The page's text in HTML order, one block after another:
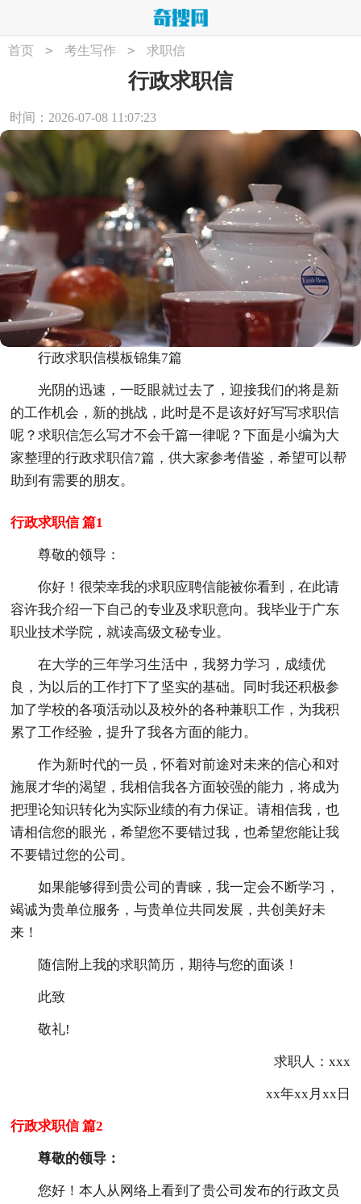
首页 > 考生写作 > 求职信
行政求职信
时间：2026-07-08 11:07:23
行政求职信模板锦集7篇
光阴的迅速，一眨眼就过去了，迎接我们的将是新
的工作机会，新的挑战，此时是不是该好好写写求职信
呢？求职信怎么写才不会千篇一律呢？下面是小编为大
家整理的行政求职信7篇，供大家参考借鉴，希望可以帮
助到有需要的朋友。
行政求职信 篇1
尊敬的领导：
你好！很荣幸我的求职应聘信能被你看到，在此请
容许我介绍一下自己的专业及求职意向。我毕业于广东
职业技术学院，就读高级文秘专业。
在大学的三年学习生活中，我努力学习，成绩优
良，为以后的工作打下了坚实的基础。同时我还积极参
加了学校的各项活动以及校外的各种兼职工作，为我积
累了工作经验，提升了我各方面的能力。
作为新时代的一员，怀着对前途对未来的信心和对
施展才华的渴望，我相信我各方面较强的能力，将成为
把理论知识转化为实际业绩的有力保证。请相信我，也
请相信您的眼光，希望您不要错过我，也希望您能让我
不要错过您的公司。
如果能够得到贵公司的青睐，我一定会不断学习，
竭诚为贵单位服务，与贵单位共同发展，共创美好未
来！
随信附上我的求职简历，期待与您的面谈！
此致
敬礼!
求职人：xxx
xx年xx月xx日
行政求职信 篇2
尊敬的领导：
您好！本人从网络上看到了贵公司发布的行政文员